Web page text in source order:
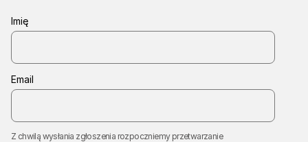
Imię
Email
Z chwilą wysłania zgłoszenia rozpoczniemy przetwarzanie